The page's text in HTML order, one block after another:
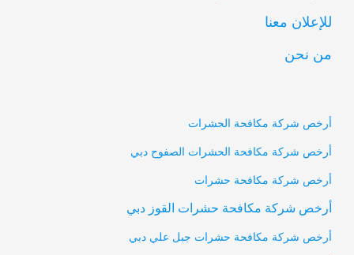
للإعلان معنا
من نحن
أرخص شركة مكافحة الحشرات
أرخص شركة مكافحة الحشرات الصفوح دبي
أرخص شركة مكافحة حشرات
أرخص شركة مكافحة حشرات القوز دبي
أرخص شركة مكافحة حشرات جبل علي دبي